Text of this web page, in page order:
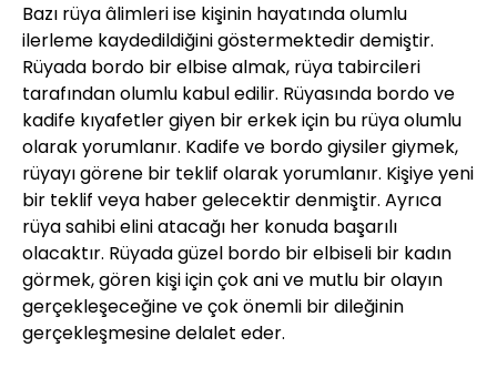
Bazı rüya âlimleri ise kişinin hayatında olumlu
ilerleme kaydedildiğini göstermektedir demiştir.
Rüyada bordo bir elbise almak, rüya tabircileri
tarafından olumlu kabul edilir. Rüyasında bordo ve
kadife kıyafetler giyen bir erkek için bu rüya olumlu
olarak yorumlanır. Kadife ve bordo giysiler giymek,
rüyayı görene bir teklif olarak yorumlanır. Kişiye yeni
bir teklif veya haber gelecektir denmiştir. Ayrıca
rüya sahibi elini atacağı her konuda başarılı
olacaktır. Rüyada güzel bordo bir elbiseli bir kadın
görmek, gören kişi için çok ani ve mutlu bir olayın
gerçekleşeceğine ve çok önemli bir dileğinin
gerçekleşmesine delalet eder.